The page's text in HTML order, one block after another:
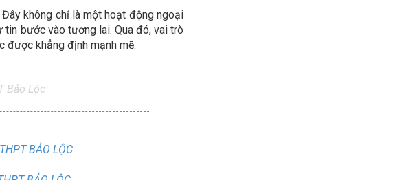
không chỉ là một hoạt động ngoại
tin bước vào tương lai. Qua đó, vai trò
được khẳng định mạnh mẽ.
Bảo Lộc
BẢO LỘC